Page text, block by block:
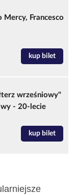
Mercy, Francesco
kup bilet
wrześniowy"
- 20-lecie
kup bilet